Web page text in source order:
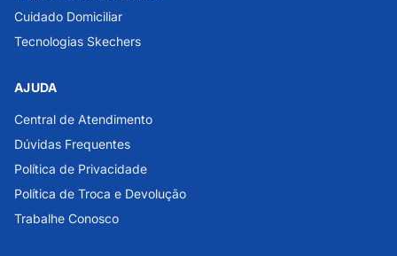
Cuidado Domiciliar
Tecnologias Skechers
AJUDA
Central de Atendimento
Dúvidas Frequentes
Política de Privacidade
Política de Troca e Devolução
Trabalhe Conosco